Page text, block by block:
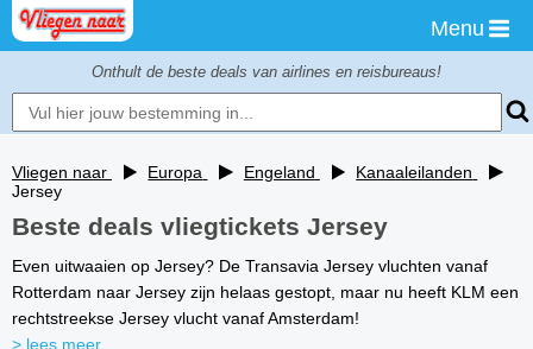
Menu
Onthult de beste deals van airlines en reisbureaus!
Vliegen naar Europa Engeland
Kanaaleilanden
Jersey
Beste deals vliegtickets Jersey
Even uitwaaien op Jersey? De Transavia Jersey vluchten vanaf
Rotterdam naar Jersey zijn helaas gestopt, maar nu heeft KLM een
rechtstreekse Jersey vlucht vanaf Amsterdam!
> lees meer